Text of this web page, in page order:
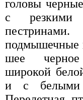
головы
с резкими
подмышечные
шее
широкой
и с белыми